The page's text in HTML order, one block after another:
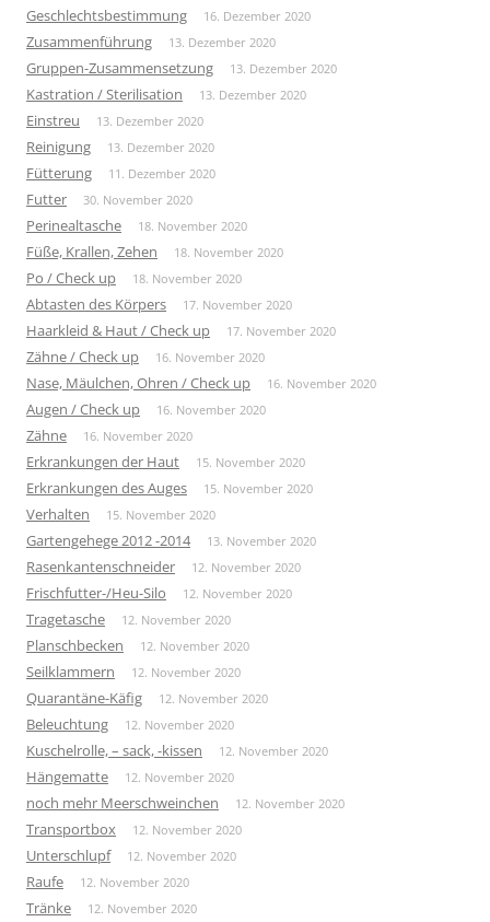
Geschlechtsbestimmung 16. Dezember 2020
Zusammenführung 13. Dezember 2020
Gruppen-Zusammensetzung 13. Dezember 2020
Kastration / Sterilisation 13. Dezember 2020
Einstreu 13. Dezember 2020
Reinigung 13. Dezember 2020
Fütterung 11. Dezember 2020
Futter 30. November 2020
Perinealtasche 18. November 2020
Füße, Krallen, Zehen 18. November 2020
Po / Check up 18. November 2020
Abtasten des Körpers 17. November 2020
Haarkleid & Haut / Check up 17. November 2020
Zähne / Check up 16. November 2020
Nase, Mäulchen, Ohren / Check up 16. November 2020
Augen / Check up 16. November 2020
Zähne 16. November 2020
Erkrankungen der Haut 15. November 2020
Erkrankungen des Auges 15. November 2020
Verhalten 15. November 2020
Gartengehege 2012 -2014 13. November 2020
Rasenkantenschneider 12. November 2020
Frischfutter-/Heu-Silo 12. November 2020
Tragetasche 12. November 2020
Planschbecken 12. November 2020
Seilklammern 12. November 2020
Quarantäne-Käfig 12. November 2020
Beleuchtung 12. November 2020
Kuschelrolle, – sack, -kissen 12. November 2020
Hängematte 12. November 2020
noch mehr Meerschweinchen 12. November 2020
Transportbox 12. November 2020
Unterschlupf 12. November 2020
Raufe 12. November 2020
Tränke 12. November 2020